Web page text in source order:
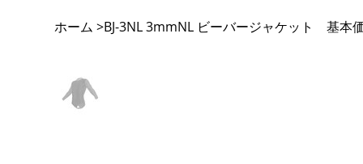
ホーム >BJ-3NL 3mmNL ビーバージャケット 基本